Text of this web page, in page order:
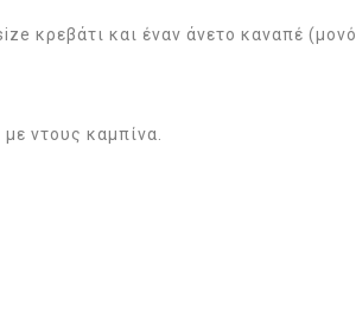
κρεβάτι και έναν άνετο καναπέ (μονό
ντους καμπίνα.